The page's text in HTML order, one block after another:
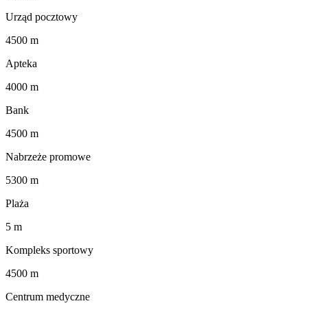
Urząd pocztowy
4500 m
Apteka
4000 m
Bank
4500 m
Nabrzeże promowe
5300 m
Plaża
5 m
Kompleks sportowy
4500 m
Centrum medyczne